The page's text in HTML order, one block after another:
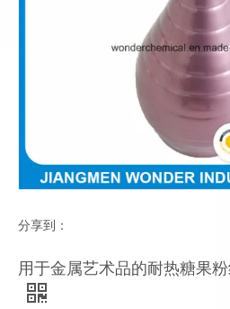
分享到：
用于金属艺术品的耐热糖果